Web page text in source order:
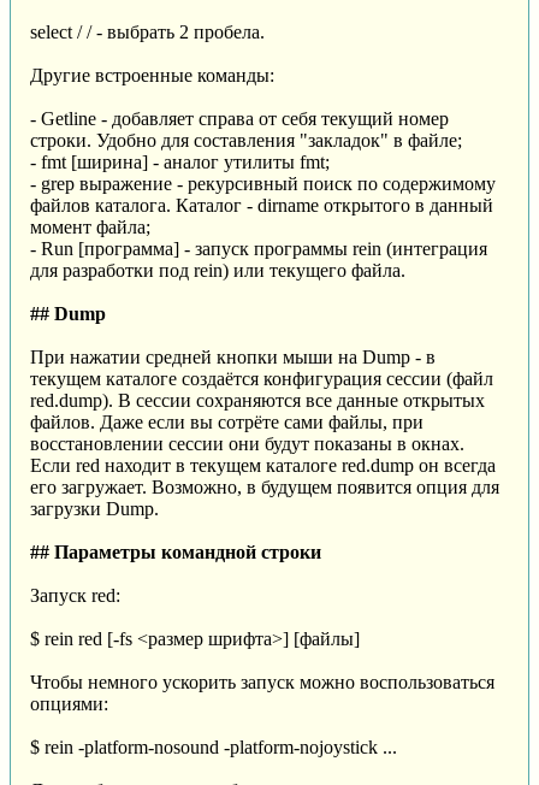
select / / - выбрать 2 пробела.
Другие встроенные команды:
- Getline - добавляет справа от себя текущий номер
строки. Удобно для составления "закладок" в файле;
- fmt [ширина] - аналог утилиты fmt;
- grep выражение - рекурсивный поиск по содержимому
файлов каталога. Каталог - dirname открытого в данный
момент файла;
- Run [программа] - запуск программы rein (интеграция
для разработки под rein) или текущего файла.
## Dump
При нажатии средней кнопки мыши на Dump - в
текущем каталоге создаётся конфигурация сессии (файл
red.dump). В сессии сохраняются все данные открытых
файлов. Даже если вы сотрёте сами файлы, при
восстановлении сессии они будут показаны в окнах.
Если red находит в текущем каталоге red.dump он всегда
его загружает. Возможно, в будущем появится опция для
загрузки Dump.
## Параметры командной строки
Запуск red:
$ rein red [-fs <размер шрифта>] [файлы]
Чтобы немного ускорить запуск можно воспользоваться
опциями:
$ rein -platform-nosound -platform-nojoystick ...